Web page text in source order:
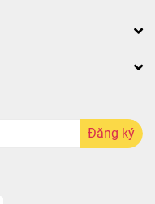
Đăng ký